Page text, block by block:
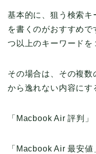
基本的に、狙う検索
を書くのがおすすめ
つ以上のキーワードを
その場合は、その複
から逸れない内容にす
「Macbook Air 評判」
「Macbook Air 最安値